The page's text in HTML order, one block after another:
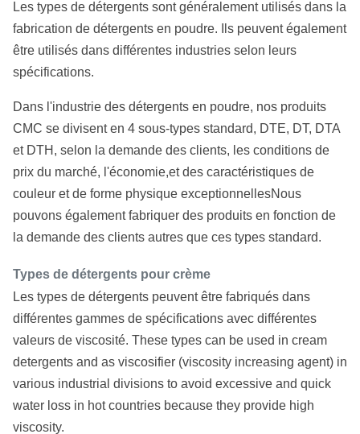
Les types de détergents sont généralement utilisés dans la
fabrication de détergents en poudre. Ils peuvent également
être utilisés dans différentes industries selon leurs
spécifications.
Dans l'industrie des détergents en poudre, nos produits
CMC se divisent en 4 sous-types standard, DTE, DT, DTA
et DTH, selon la demande des clients, les conditions de
prix du marché, l'économie,et des caractéristiques de
couleur et de forme physique exceptionnellesNous
pouvons également fabriquer des produits en fonction de
la demande des clients autres que ces types standard.
Types de détergents pour crème
Les types de détergents peuvent être fabriqués dans
différentes gammes de spécifications avec différentes
valeurs de viscosité. These types can be used in cream
detergents and as viscosifier (viscosity increasing agent) in
various industrial divisions to avoid excessive and quick
water loss in hot countries because they provide high
viscosity.